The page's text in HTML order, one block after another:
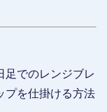
足でのレンジブレ
プを仕掛ける方法